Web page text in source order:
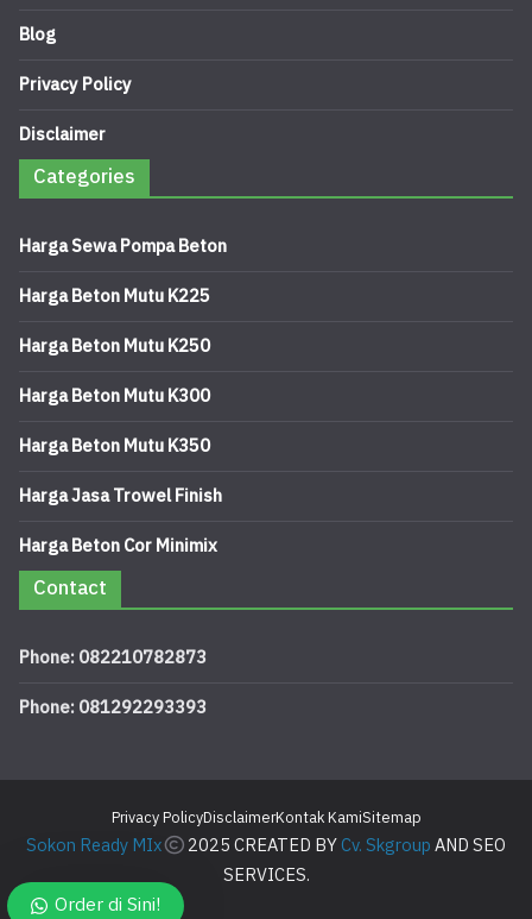
Blog
Privacy Policy
Disclaimer
Categories
Harga Sewa Pompa Beton
Harga Beton Mutu K225
Harga Beton Mutu K250
Harga Beton Mutu K300
Harga Beton Mutu K350
Harga Jasa Trowel Finish
Harga Beton Cor Minimix
Contact
Phone: 082210782873
Phone: 081292293393
Privacy PolicyDisclaimerKontak KamiSitemap
Sokon Ready MIx 2025 CREATED BYCv. SkgroupAND SEO
SERVICES.
Order di Sini!